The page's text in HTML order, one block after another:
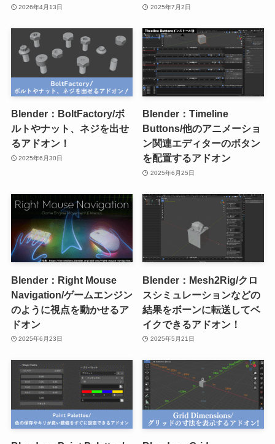
2026年4月13日 2025年7月2日
Blender：BoltFactory/ボ
ルトやナット、ネジを出せ
るアドオン！
2025年6月30日
Blender：Timeline
Buttons/他のアニメーショ
ン関連エディターのボタン
を配置するアドオン
2025年6月25日
Blender：Right Mouse
Navigation/ゲームエンジン
のように視点を動かせるア
ドオン
2025年6月23日
Blender：Mesh2Rig/クロ
スシミュレーションなどの
結果をボーンに転送してベ
イクできるアドオン！
2025年5月21日